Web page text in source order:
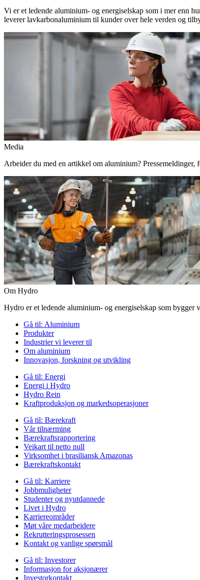
Vi er et ledende aluminium- og energiselskap som i mer enn
leverer lavkarbonaluminium til kunder over hele verden og
Media
Arbeider du med en artikkel om aluminium?
Om Hydro
Hydro er et ledende aluminium- og energiselskap som
Gå til: Aluminium
Produkter
Industrier vi leverer til
Om aluminium
Innovasjon, forskning og utvikling
Gå til: Energi
Energi i Hydro
Hydro Rein
Kraftproduksjon og markedsoperasjoner
Gå til: Bærekraft
Vår tilnærming
Bærekraftsrapportering
Veikart til netto null
Virksomhet i brasiliansk Amazonas
Bærekraftskontakt
Gå til: Karriere
Jobbmuligheter
Studenter og nyutdannede
Livet i Hydro
Karriereområder
Møt våre medarbeidere
Rekrutteringsprosessen
Kontakt og vanlige spørsmål
Gå til: Investorer
Informasjon for aksjonærer
Investorkontakt